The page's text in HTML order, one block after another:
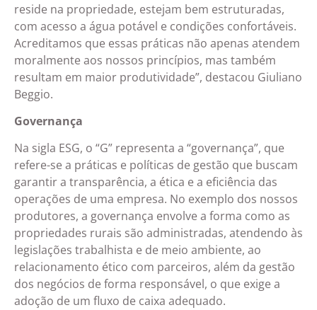
reside na propriedade, estejam bem estruturadas,
com acesso a água potável e condições confortáveis.
Acreditamos que essas práticas não apenas atendem
moralmente aos nossos princípios, mas também
resultam em maior produtividade”, destacou Giuliano
Beggio.
Governança
Na sigla ESG, o “G” representa a “governança”, que
refere-se a práticas e políticas de gestão que buscam
garantir a transparência, a ética e a eficiência das
operações de uma empresa. No exemplo dos nossos
produtores, a governança envolve a forma como as
propriedades rurais são administradas, atendendo às
legislações trabalhista e de meio ambiente, ao
relacionamento ético com parceiros, além da gestão
dos negócios de forma responsável, o que exige a
adoção de um fluxo de caixa adequado.